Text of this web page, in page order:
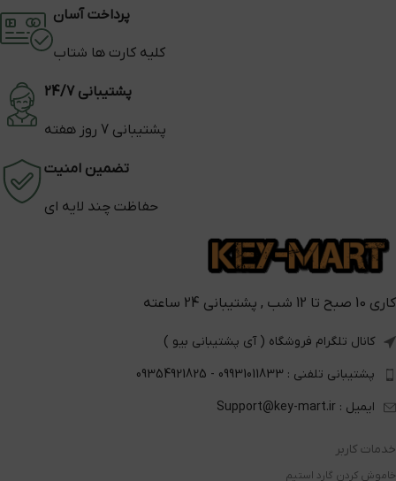
پرداخت آسان
کلیه کارت ها شتاب
پشتیبانی 24/7
پشتیبانی 7 روز هفته
تضمین امنیت
حفاظت چند لایه ای
کاری 10 صبح تا 12 شب , پشتیبانی 24 ساعته
کانال تلگرام فروشگاه ( آی پشتیبانی بیو )
پشتیبانی تلفنی : 09931011833 - 09354921825
ایمیل : Support@key-mart.ir
خدمات کاربر
خاموش کردن گارد استیم